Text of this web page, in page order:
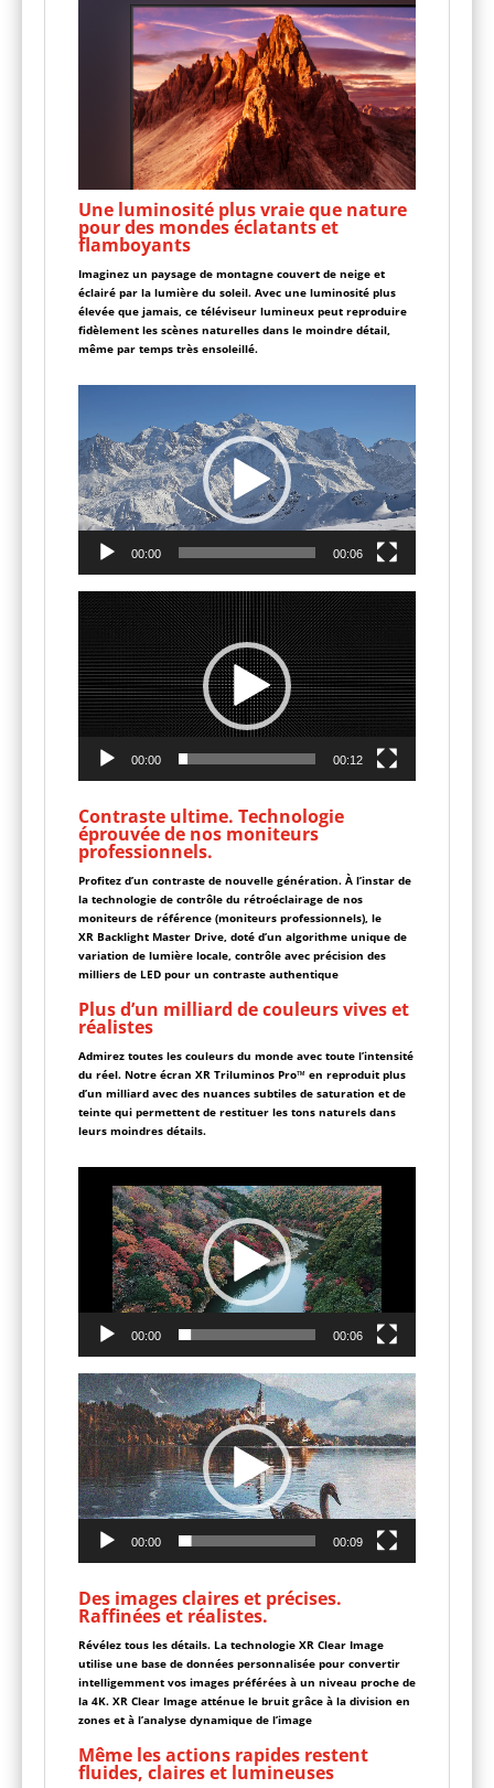
Une luminosité plus vraie que nature
pour des mondes éclatants et
flamboyants
Imaginez un paysage de montagne couvert de neige et
éclairé par la lumière du soleil. Avec une luminosité plus
élevée que jamais, ce téléviseur lumineux peut reproduire
fidèlement les scènes naturelles dans le moindre détail,
même par temps très ensoleillé.
00:00 00:06
Lecteur
vidéo
00:00 00:12
Contraste ultime. Technologie
éprouvée de nos moniteurs
professionnels.
Profitez d’un contraste de nouvelle génération. À l’instar de
la technologie de contrôle du rétroéclairage de nos
moniteurs de référence (moniteurs professionnels), le
XR Backlight Master Drive, doté d’un algorithme unique de
variation de lumière locale, contrôle avec précision des
milliers de LED pour un contraste authentique
Plus d’un milliard de couleurs vives et
réalistes
Admirez toutes les couleurs du monde avec toute l’intensité
du réel. Notre écran XR Triluminos Pro™ en reproduit plus
d’un milliard avec des nuances subtiles de saturation et de
teinte qui permettent de restituer les tons naturels dans
leurs moindres détails.
00:00 00:06
Lecteur
vidéo
00:00 00:09
Des images claires et précises.
Raffinées et réalistes.
Révélez tous les détails. La technologie XR Clear Image
utilise une base de données personnalisée pour convertir
intelligemment vos images préférées à un niveau proche de
la 4K. XR Clear Image atténue le bruit grâce à la division en
zones et à l’analyse dynamique de l’image
Même les actions rapides restent
fluides, claires et lumineuses